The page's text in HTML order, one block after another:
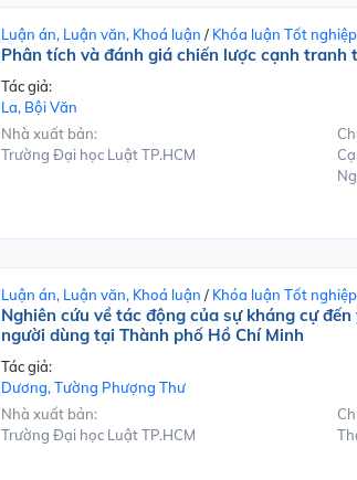
Luận án, Luận văn, Khoá luận / Khóa luận Tốt nghiệp
Phân tích và đánh giá chiến lược cạnh
Tác giả:
La, Bội Văn
Nhà xuất bản:
Trường Đại học Luật TP.HCM
Luận án, Luận văn, Khoá luận / Khóa luận Tốt nghiệp
Nghiên cứu về tác động của sự kháng cự
người dùng tại Thành phố Hồ Chí Minh
Tác giả:
Dương, Tường Phượng Thư
Nhà xuất bản:
Trường Đại học Luật TP.HCM